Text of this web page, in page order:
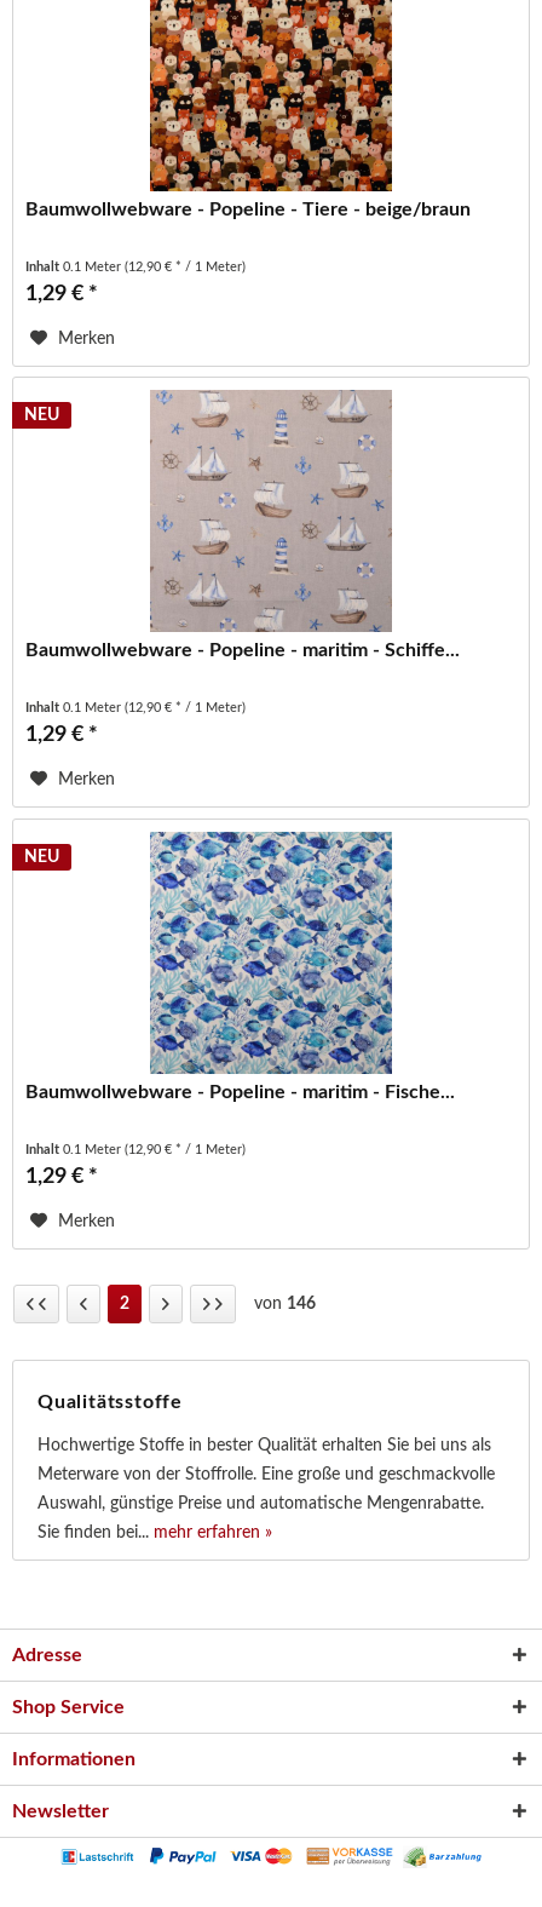
Baumwollwebware - Popeline - Tiere - beige/braun
Inhalt0.1 Meter(12,90 € * / 1 Meter)
1,29 € *
Merken
NEU
Baumwollwebware - Popeline - maritim - Schiffe...
Inhalt0.1 Meter(12,90 € * / 1 Meter)
1,29 € *
Merken
NEU
Baumwollwebware - Popeline - maritim - Fische...
Inhalt0.1 Meter(12,90 € * / 1 Meter)
1,29 € *
Merken
2 von 146
Qualitätsstoffe
Hochwertige Stoffe in bester Qualität erhalten Sie bei uns als
Meterware von der Stoffrolle. Eine große und geschmackvolle
Auswahl, günstige Preise und automatische Mengenrabatte.
Sie finden bei... mehr erfahren »
Adresse
Shop Service
Informationen
Newsletter